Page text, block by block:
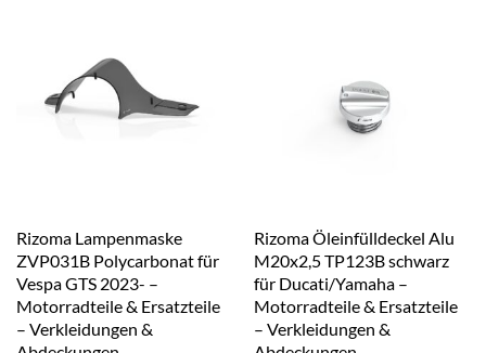
Rizoma Lampenmaske
ZVP031B Polycarbonat für
Vespa GTS 2023- –
Motorradteile & Ersatzteile
– Verkleidungen &
Rizoma Öleinfülldeckel Alu
M20x2,5 TP123B schwarz
für Ducati/Yamaha –
Motorradteile & Ersatzteile
– Verkleidungen &